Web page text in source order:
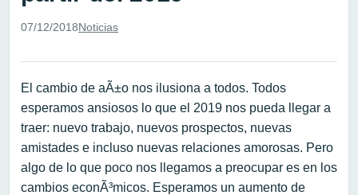
07/12/2018Noticias
El cambio de aÃ±o nos ilusiona a todos. Todos
esperamos ansiosos lo que el 2019 nos pueda llegar a
traer: nuevo trabajo, nuevos prospectos, nuevas
amistades e incluso nuevas relaciones amorosas. Pero
algo de lo que poco nos llegamos a preocupar es en los
cambios econÃ³micos. Esperamos un aumento de